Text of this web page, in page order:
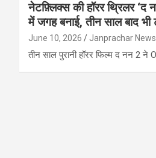
नेटफ़्लिक्स की हॉरर थ्रिलर ‘द
में जगह बनाई, तीन साल बाद
June 10, 2026 Janprachar
तीन साल पुरानी हॉरर फिल्म द नन 2 ने